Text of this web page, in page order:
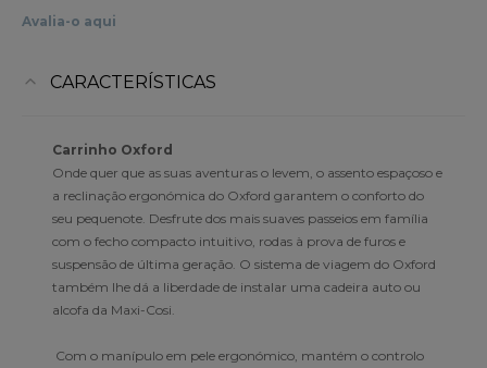
Avalia-o aqui
CARACTERÍSTICAS
Carrinho Oxford
Onde quer que as suas aventuras o levem, o assento espaçoso e
a reclinação ergonómica do Oxford garantem o conforto do
seu pequenote. Desfrute dos mais suaves passeios em família
com o fecho compacto intuitivo, rodas à prova de furos e
suspensão de última geração. O sistema de viagem do Oxford
também lhe dá a liberdade de instalar uma cadeira auto ou
alcofa da Maxi-Cosi.
Com o manípulo em pele ergonómico, mantém o controlo